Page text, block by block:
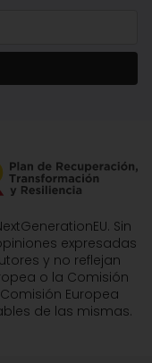
Sin
expresadas
y no reflejan
o la Comisión
Europea
de las mismas.